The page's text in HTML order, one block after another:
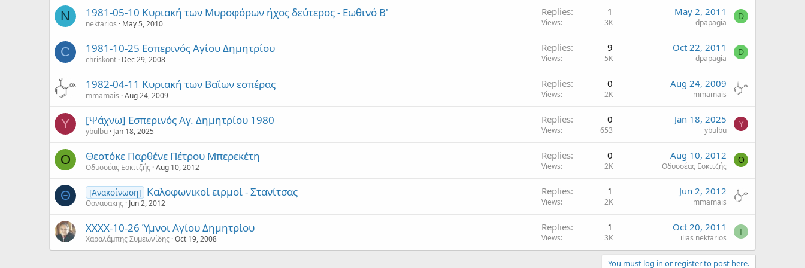
N 1981-05-10 Κυριακή των Μυροφόρων ήχος δεύτερος - Εωθινό Β'
nektarios May 5, 2010
Replies 1
Views 3K
May 2, 2011
dpapagia
D
C 1981-10-25 Εσπερινός Αγίου Δημητρίου
chriskont Dec 29, 2008
Replies 9
Views 5K
Oct 22, 2011
dpapagia
D
1982-04-11 Κυριακή των Βαΐων εσπέρας
mmamais Aug 24, 2009
Replies 0
Views 2K
Aug 24, 2009
mmamais
Y [Ψάχνω] Εσπερινός Αγ. Δημητρίου 1980
ybulbu Jan 18, 2025
Replies 0
Views 653
Jan 18, 2025
ybulbu
Y
Ο Θεοτόκε Παρθένε Πέτρου Μπερεκέτη
Οδυσσέας Εσκιτζής Aug 10, 2012
Replies 0
Views 2K
Aug 10, 2012
Οδυσσέας Εσκιτζής
Ο
Θ [Ανακοίνωση] Καλοφωνικοί ειρμοί - Στανίτσας
Θανασακης Jun 2, 2012
Replies 1
Views 2K
Jun 2, 2012
mmamais
ΧΧΧΧ-10-26 Ύμνοι Αγίου Δημητρίου
Χαραλάμπης Συμεωνίδης Oct 19, 2008
Replies 1
Views 3K
Oct 20, 2011
ilias nektarios
I
You must log in or register to post here.